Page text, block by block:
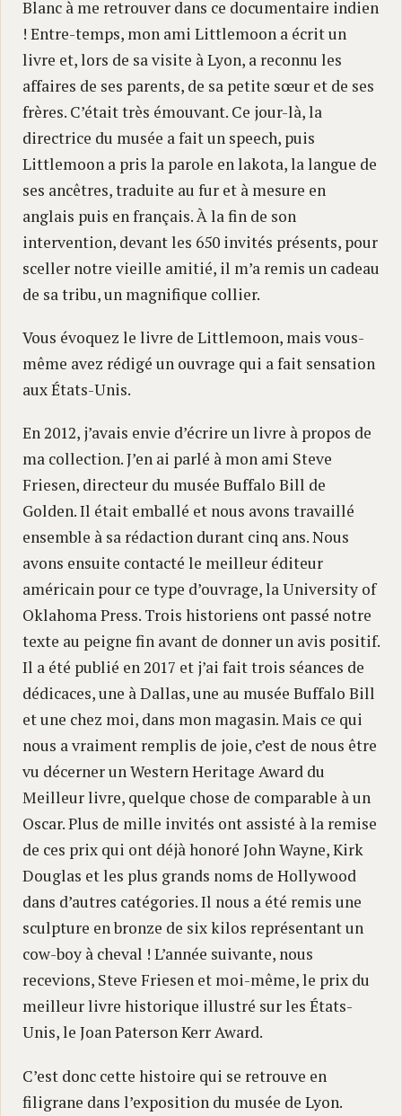
Blanc à me retrouver dans ce documentaire indien
! Entre-temps, mon ami Littlemoon a écrit un
livre et, lors de sa visite à Lyon, a reconnu les
affaires de ses parents, de sa petite sœur et de ses
frères. C’était très émouvant. Ce jour-là, la
directrice du musée a fait un speech, puis
Littlemoon a pris la parole en lakota, la langue de
ses ancêtres, traduite au fur et à mesure en
anglais puis en français. À la fin de son
intervention, devant les 650 invités présents, pour
sceller notre vieille amitié, il m’a remis un cadeau
de sa tribu, un magnifique collier.
Vous évoquez le livre de Littlemoon, mais vous-
même avez rédigé un ouvrage qui a fait sensation
aux États-Unis.
En 2012, j’avais envie d’écrire un livre à propos de
ma collection. J’en ai parlé à mon ami Steve
Friesen, directeur du musée Buffalo Bill de
Golden. Il était emballé et nous avons travaillé
ensemble à sa rédaction durant cinq ans. Nous
avons ensuite contacté le meilleur éditeur
américain pour ce type d’ouvrage, la University of
Oklahoma Press. Trois historiens ont passé notre
texte au peigne fin avant de donner un avis positif.
Il a été publié en 2017 et j’ai fait trois séances de
dédicaces, une à Dallas, une au musée Buffalo Bill
et une chez moi, dans mon magasin. Mais ce qui
nous a vraiment remplis de joie, c’est de nous être
vu décerner un Western Heritage Award du
Meilleur livre, quelque chose de comparable à un
Oscar. Plus de mille invités ont assisté à la remise
de ces prix qui ont déjà honoré John Wayne, Kirk
Douglas et les plus grands noms de Hollywood
dans d’autres catégories. Il nous a été remis une
sculpture en bronze de six kilos représentant un
cow-boy à cheval ! L’année suivante, nous
recevions, Steve Friesen et moi-même, le prix du
meilleur livre historique illustré sur les États-
Unis, le Joan Paterson Kerr Award.
C’est donc cette histoire qui se retrouve en
filigrane dans l’exposition du musée de Lyon.